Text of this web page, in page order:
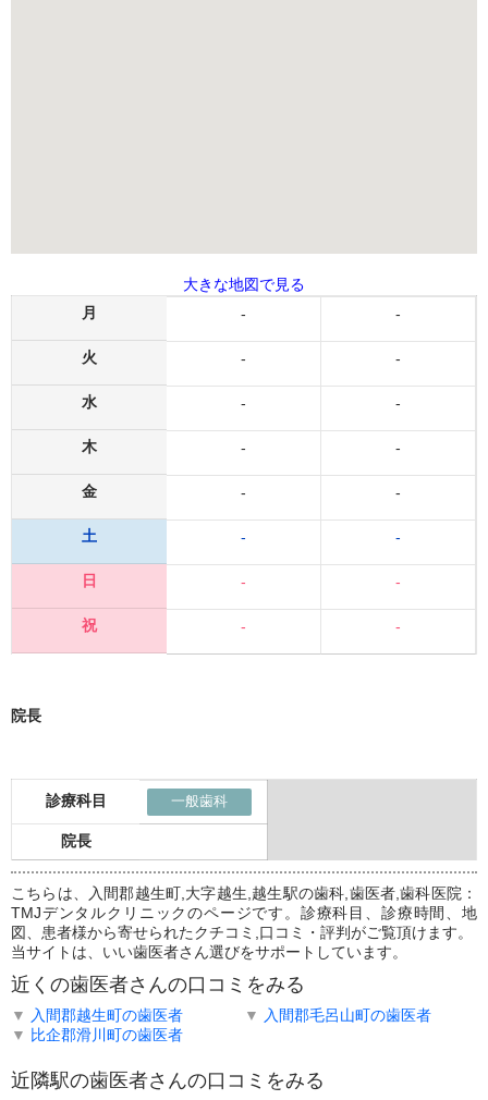
大きな地図で見る
月
火
水
木
金
土
日
祝
-
-
-
-
-
-
-
-
-
-
-
-
-
-
-
-
院長
診療科目 一般歯科
院長
こちらは、入間郡越生町,大字越生,越生駅の歯科,歯医者,歯科医院：
TMJデンタルクリニックのページです。診療科目、診療時間、地
図、患者様から寄せられたクチコミ,口コミ・評判がご覧頂けます。
当サイトは、いい歯医者さん選びをサポートしています。
近くの歯医者さんの口コミをみる
▼ 入間郡越生町の歯医者 ▼
入間郡毛呂山町の歯医者
▼ 比企郡滑川町の歯医者
近隣駅の歯医者さんの口コミをみる